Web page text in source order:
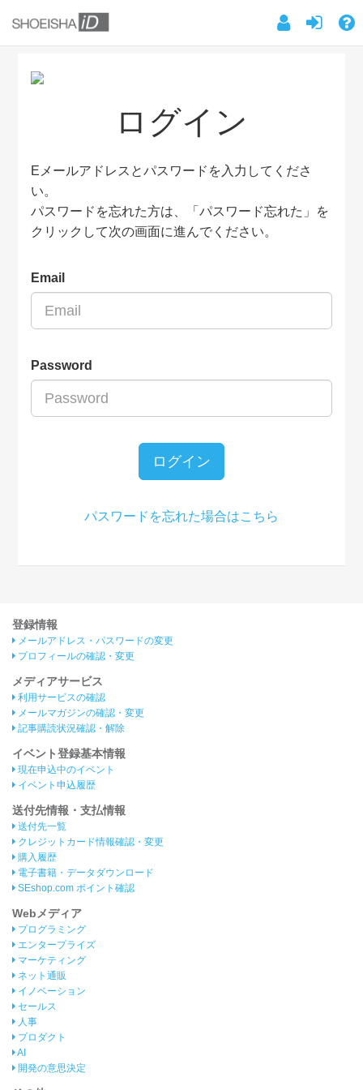
ログイン
Eメールアドレスとパスワードを入力してくださ
い。
パスワードを忘れた方は、「パスワード忘れた」を
クリックして次の画面に進んでください。
Email
Password
ログイン
パスワードを忘れた場合はこちら
登録情報
メールアドレス・パスワードの変更
プロフィールの確認・変更
メディアサービス
利用サービスの確認
メールマガジンの確認・変更
記事購読状況確認・解除
イベント登録基本情報
現在申込中のイベント
イベント申込履歴
送付先情報・支払情報
送付先一覧
クレジットカード情報確認・変更
購入履歴
電子書籍・データダウンロード
SEshop.com ポイント確認
Webメディア
プログラミング
エンタープライズ
マーケティング
ネット通販
イノベーション
セールス
人事
プロダクト
AI
開発の意思決定